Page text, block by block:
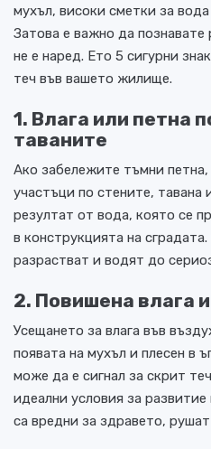
мухъл, високи сметки за
Затова е важно да
не е наред. Ето 5 сигурни
теч във вашето жилище.
1. Влага или петна
таваните
Ако забележите тъмни
участъци по стените,
резултат от вода, която се
в конструкцията на
разрастват и водят до
2. Повишена влага
Усещането за влага във
появата на мухъл и плесен в
може да е сигнал за скрит
идеални условия за
са вредни за здравето,